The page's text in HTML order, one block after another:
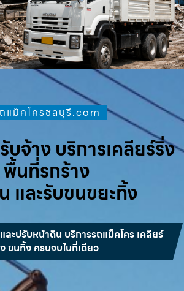
แม็คโครชลบุรี.com
บจ้าง บริการเคลียร์ริ่ง
พื้นที่รกร้าง
และรับขนขยะทิ้ง
ะปรับหน้าดิน บริการรถแม็คโคร เคลียร์
ขนทิ้ง ครบจบในที่เดียว